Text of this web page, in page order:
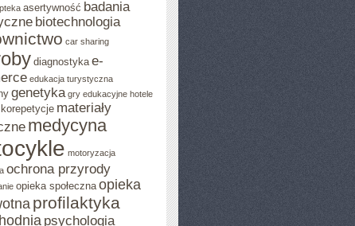
asertywność badania
biotechnologia
car sharing
diagnostyka e-
edukacja turystyczna
genetyka gry edukacyjne hotele
korepetycje materiały
medycyna
motoryzacja
ochrona przyrody
opieka społeczna opieka
profilaktyka
psychologia